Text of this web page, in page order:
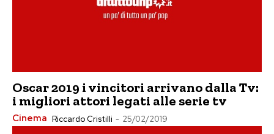
Oscar 2019 i vincitori arrivano dalla Tv:
i migliori attori legati alle serie tv
Cinema Riccardo Cristilli - 25/02/2019